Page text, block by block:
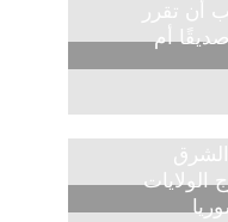
أن تقرر
أم
الولايات